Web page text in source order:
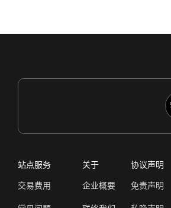
站点服务
交易费用
关于
企业概要
协议声明
免责声明